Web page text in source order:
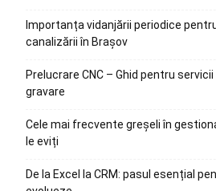
Importanța vidanjării periodice
canalizării în Brașov
Prelucrare CNC – Ghid pentru
gravare
Cele mai frecvente greșeli în
le eviți
De la Excel la CRM: pasul esențial